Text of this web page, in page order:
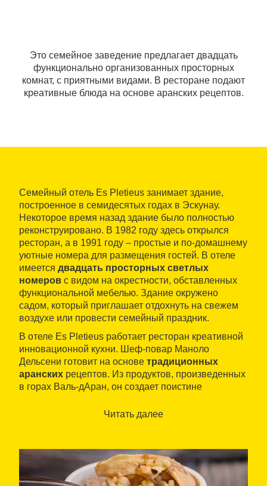
Это семейное заведение предлагает двадцать
функционально организованных просторных
комнат, с приятными видами. В ресторане подают
креативные блюда на основе аранских рецептов.
Семейный отель Es Pletieus занимает здание,
построенное в семидесятых годах в Эскунау.
Некоторое время назад здание было полностью
реконструировано. В 1982 году здесь открылся
ресторан, а в 1991 году – простые и по-домашнему
уютные номера для размещения гостей. В отеле
имеется двадцать просторных светлых
номеров с видом на окрестности, обставленных
функциональной мебелью. Здание окружено
садом, который приглашает отдохнуть на свежем
воздухе или провести семейный праздник.
В отеле Es Pletieus работает ресторан креативной
инновационной кухни. Шеф-повар Маноло
Дельсени готовит на основе традиционных
аранских рецептов. Из продуктов, произведенных
в горах Валь-дАран, он создает поистине
Читать далее